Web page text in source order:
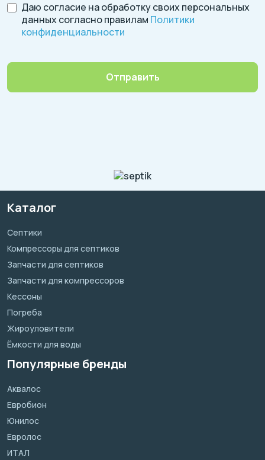
Даю согласие на обработку своих персональных
данных согласно правилам Политики
конфиденциальности
Отправить
Каталог
Септики
Компрессоры для септиков
Запчасти для септиков
Запчасти для компрессоров
Кессоны
Погреба
Жироуловители
Ёмкости для воды
Популярные бренды
Аквалос
Евробион
Юнилос
Евролос
ИТАЛ